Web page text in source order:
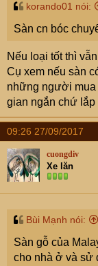
korando01 nói:
Sàn cn bóc
Nếu loại tốt thì
Cụ xem nếu sàn
những người mua
gian ngắn chứ lắp
09:26 27/09/2017
cuongdiv
Xe lăn
Bùi Mạnh nói:
Sàn gỗ của
cho nhà ở và sử